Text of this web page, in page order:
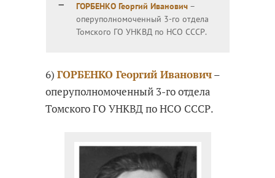
ГОРБЕНКО Георгий Иванович–
оперуполномоченный 3-го отдела
Томского ГО УНКВД по НСО СССР.
6)ГОРБЕНКО Георгий Иванович–
оперуполномоченный 3-го отдела
Томского ГО УНКВД по НСО СССР.